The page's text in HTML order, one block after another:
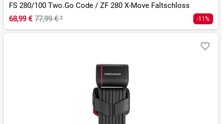
FS 280/100 Two.Go Code / ZF 280 X-Move Faltschloss
68,99 € 77,99 €¹ -11%